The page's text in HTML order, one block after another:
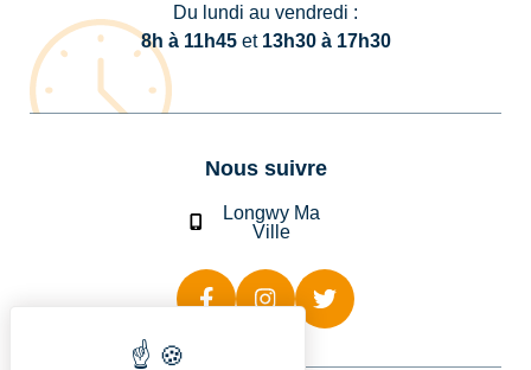
Du lundi au vendredi :
8h à 11h45et 13h30 à 17h30
Nous suivre
Longwy Ma
Ville